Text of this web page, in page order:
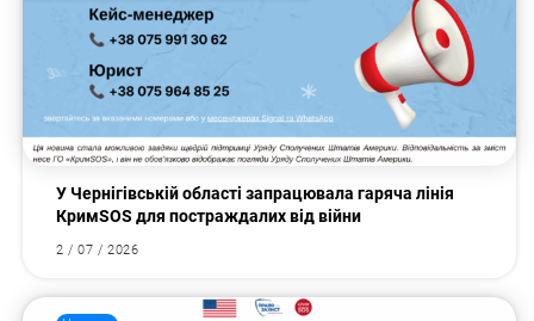
У Чернігівській області запрацювала гаряча лінія
КримSOS для постраждалих від війни
2 / 07 / 2026